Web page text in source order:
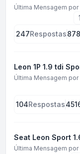
Última Mensagem por
1
247Respostas
Leon 1P 1.9 tdi
Última Mensagem por
104Respostas
Seat Leon Sport
Última Mensagem por